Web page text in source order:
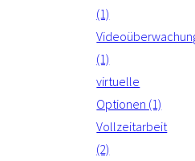
(1)
(1)
virtuelle
Optionen (1)
Vollzeitarbeit
(2)